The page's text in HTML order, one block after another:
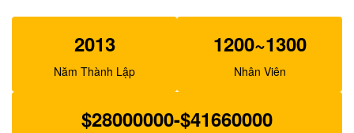
2013
Năm Thành Lập
1200~1300
Nhân Viên
$28000000-$41660000